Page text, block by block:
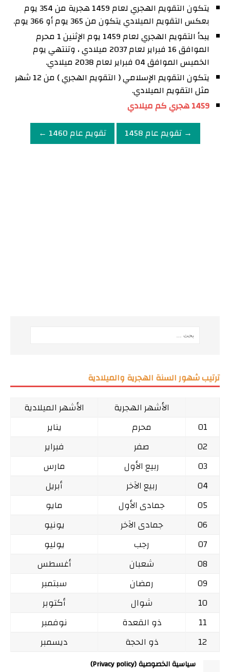
يتكون التقويم الهجري لعام 1459 هجرية من 354 يوم
بعكس التقويم الميلادي يتكون من 365 يوم أو 366 يوم.
يبدأ التقويم الهجري لعام 1459 يوم الإثنين 1 محرم
الموافق 16 فبراير لعام 2037 ميلادي ، وتنتهي يوم
الخميس الموافق 04 فبراير لعام 2038 ميلادي.
يتكون التقويم الإسلامي ( التقويم الهجري ) من 12 شهر
مثل التقويم الميلادي.
1459 هجري كم ميلادي
→ تقويم عام 1458
تقويم عام 1460 ←
ترتيب شهور السنة الهجرية والميلادية
الأشهر الهجرية
الأشهر الميلادية
01
محرم
يناير
02
صفر
فبراير
03
ربيع الأول
مارس
04
ربيع الآخر
أبريل
05
جمادى الأول
مايو
06
جمادى الآخر
يونيو
07
رجب
يوليو
08
شعبان
أغسطس
09
رمضان
سبتمبر
10
شوال
أكتوبر
11
ذو القعدة
نوفمبر
12
ذو الحجة ديسمبر
سياسية الخصوصية (Privacy policy)